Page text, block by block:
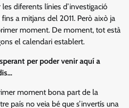
diferents línies d’investigació
a mitjans del 2011. Però això ja
moment. De moment, tot està
el calendari establert.
per poder venir aquí a
moment bona part de la
país no veia bé que s’invertís una